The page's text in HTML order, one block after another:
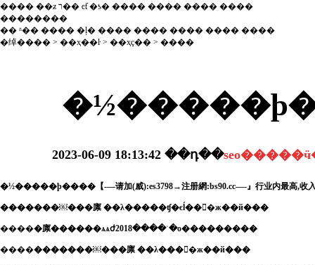
���� ��ƶ ר�� ͼƭ �ƾ� ���� ���� ���� ����
��������
�� ʱ�� ���� �ļ� ���� ���� ���� ���� ����
�绰���� > ��ҳ��ŀ > ��ҳҫ�� > ����
2023-06-09 18:13:42 ��դ��
�������￼���廪 ��λ�����ʧ�ϵĺ���ж��й���
�����廪������ѧѧժ2018����ʿ�о���������
�����������￼���廪 ��λ����ж��й���